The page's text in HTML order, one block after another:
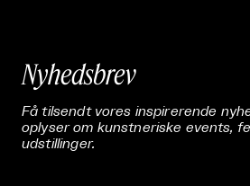
Nyhedsbrev
Få tilsendt vores inspirerende
oplyser om kunstneriske events,
udstillinger.